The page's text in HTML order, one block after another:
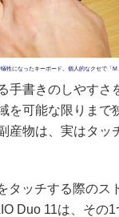
牲になったキーボード。個人的なクセで「M
書きのしやすさ
を可能な限りまで
産物は、実はタッ
ッチする際のス
Duo 11は、その1